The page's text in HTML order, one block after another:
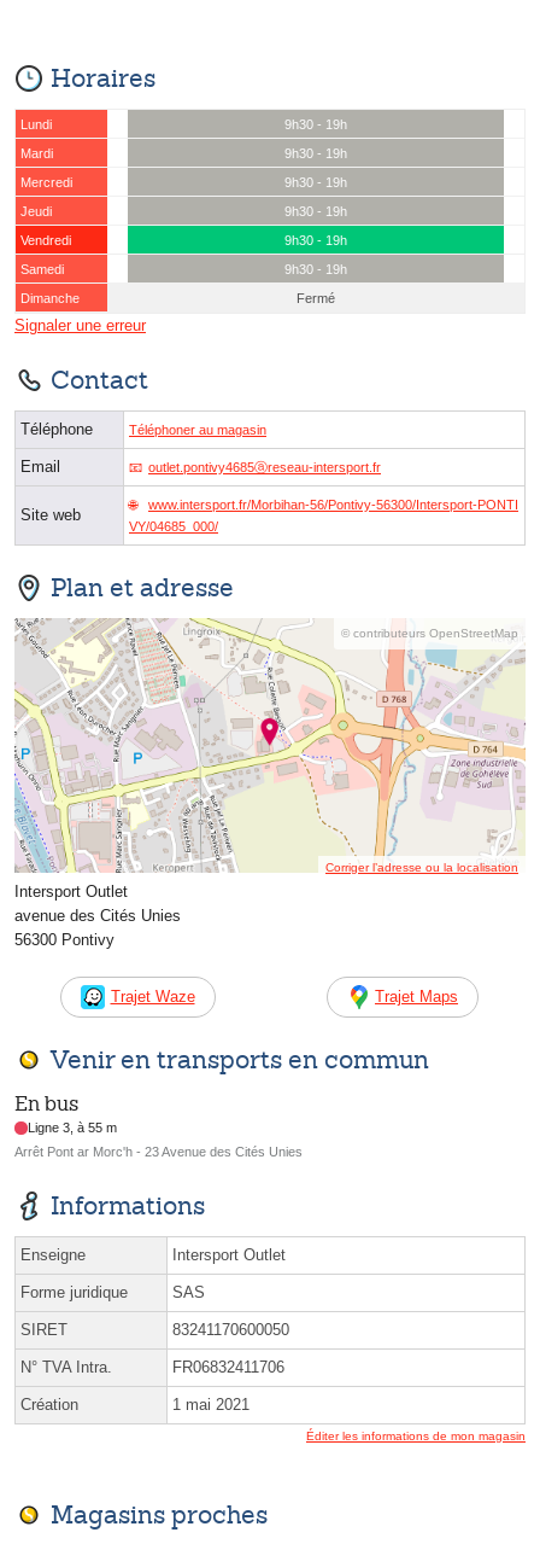
Horaires
Lundi
9h30 - 19h
Mardi
9h30 - 19h
Mercredi
9h30 - 19h
Jeudi
9h30 - 19h
Vendredi
9h30 - 19h
Samedi
9h30 - 19h
Dimanche
Fermé
Signaler une erreur
Contact
Téléphone Téléphoner au magasin
Email outlet.pontivy4685ⓐreseau-intersport.fr
Site web
www.intersport.fr/Morbihan-56/Pontivy-56300/Intersport-PONTI
VY/04685_000/
Plan et adresse
© contributeurs OpenStreetMap
Corriger l’adresse ou la localisation
Intersport Outlet
avenue des Cités Unies
56300 Pontivy
Trajet Waze Trajet Maps
Venir en transports en commun
En bus
Ligne 3, à 55 m
Arrêt Pont ar Morc'h - 23 Avenue des Cités Unies
Informations
Enseigne Intersport Outlet
Forme juridique SAS
SIRET 83241170600050
N° TVA Intra. FR06832411706
Création 1 mai 2021
Éditer les informations de mon magasin
Magasins proches